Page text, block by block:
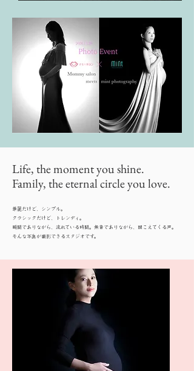
Life, the moment you shine.
Family, the eternal circle you love.
華麗だけど、シンプル。
クラシックだけど、トレンディ。
瞬間でありながら、流れている時間。無音でありながら、聞こえてくる声。
​そんな写真が撮影できるスタジオです。